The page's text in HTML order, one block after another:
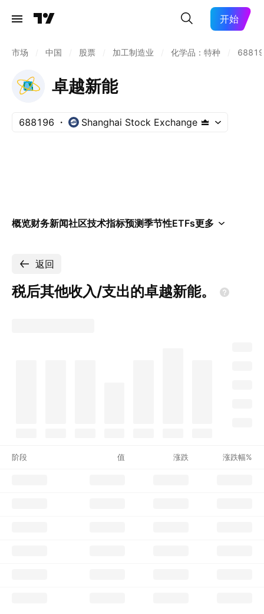
开始
市场 中国 股票 加工制造业 化学品：特种
卓越新能
688196 Shanghai Stock Exchange
概览财务新闻社区技术指标预测季节性ETFs更多
返回
税后其他收入/支出的卓越新能。
阶段 值 涨跌 涨跌幅%